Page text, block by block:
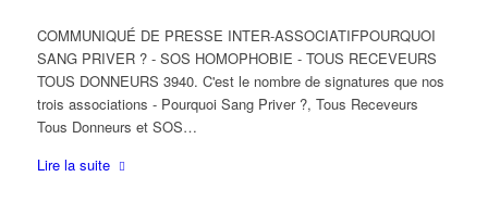
COMMUNIQUÉ DE PRESSE INTER-ASSOCIATIFPOURQUOI
SANG PRIVER ? - SOS HOMOPHOBIE - TOUS RECEVEURS
TOUS DONNEURS 3940. C'est le nombre de signatures que nos
trois associations - Pourquoi Sang Priver ?, Tous Receveurs
Tous Donneurs et SOS…
Lire la suite